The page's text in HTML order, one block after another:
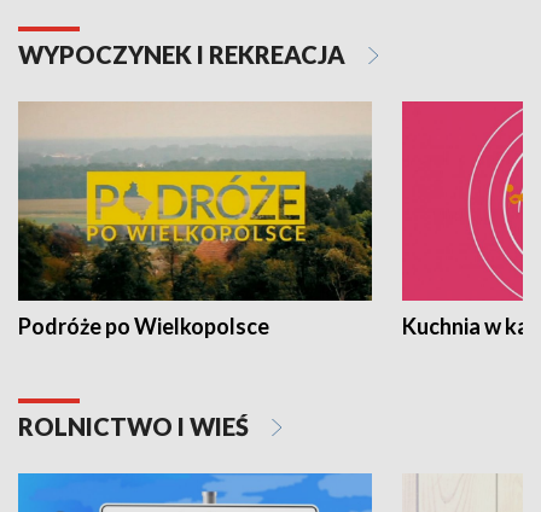
WYPOCZYNEK I REKREACJA
Podróże po Wielkopolsce Kuchnia w
ROLNICTWO I WIEŚ